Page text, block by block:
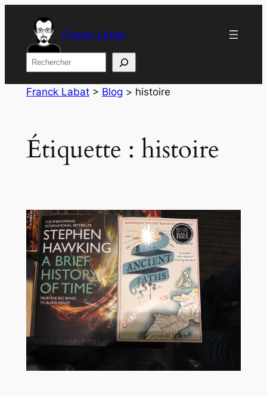
contenu
Franck Labat
Rechercher
Franck Labat> Blog > histoire
Étiquette : histoire